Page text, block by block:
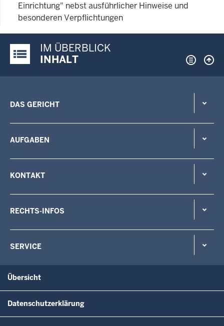
Einrichtung" nebst ausführlicher Hinweise und
besonderen Verpflichtungen
Justiz-Portal im Überblick:
IM ÜBERBLICK
INHALT
DAS GERICHT
AUFGABEN
KONTAKT
RECHTS-INFOS
SERVICE
Übersicht
Datenschutzerklärung